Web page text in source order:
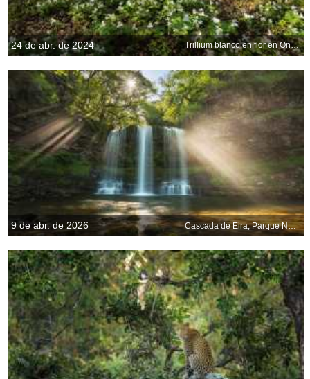
24 de abr. de 2024 Trillium blanco en flor en Ontario, Canadá
9 de abr. de 2026 Cascada de Eira, Parque Nacional de Bannau Brycheiniog, Gales